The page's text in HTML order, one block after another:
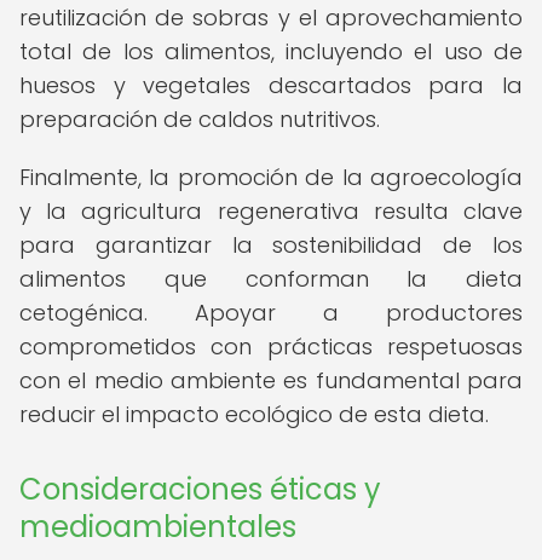
reutilización de sobras y el aprovechamiento
total de los alimentos, incluyendo el uso de
huesos y vegetales descartados para la
preparación de caldos nutritivos.
Finalmente, la promoción de la agroecología
y la agricultura regenerativa resulta clave
para garantizar la sostenibilidad de los
alimentos que conforman la dieta
cetogénica. Apoyar a productores
comprometidos con prácticas respetuosas
con el medio ambiente es fundamental para
reducir el impacto ecológico de esta dieta.
Consideraciones éticas y
medioambientales